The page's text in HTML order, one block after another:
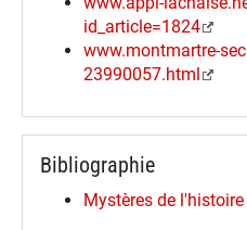
id_article=1824
www.montmartre-
23990057.html
Bibliographie
Mystères de